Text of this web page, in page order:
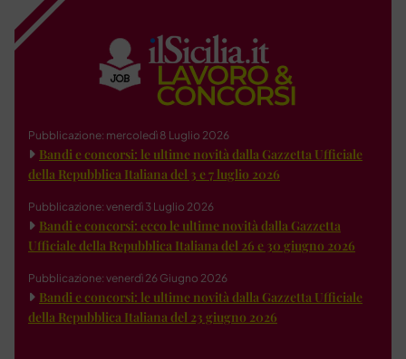
Pubblicazione: mercoledì 8 Luglio 2026
Bandi e concorsi: le ultime novità dalla Gazzetta Ufficiale
della Repubblica Italiana del 3 e 7 luglio 2026
Pubblicazione: venerdì 3 Luglio 2026
Bandi e concorsi: ecco le ultime novità dalla Gazzetta
Ufficiale della Repubblica Italiana del 26 e 30 giugno 2026
Pubblicazione: venerdì 26 Giugno 2026
Bandi e concorsi: le ultime novità dalla Gazzetta Ufficiale
della Repubblica Italiana del 23 giugno 2026